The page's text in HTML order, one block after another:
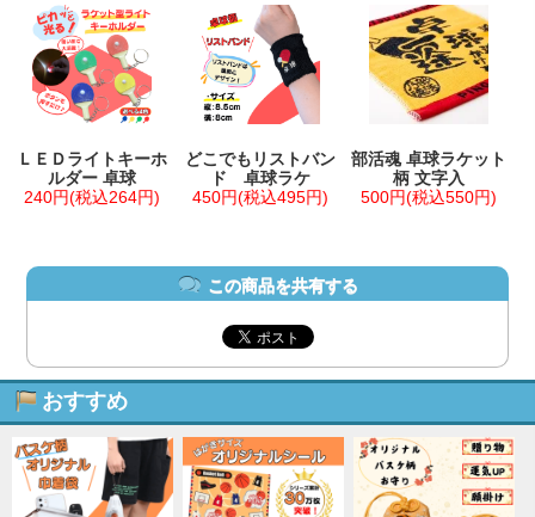
ＬＥＤライトキーホ
ルダー 卓球
240円(税込264円)
どこでもリストバン
ド 卓球ラケ
450円(税込495円)
部活魂 卓球ラケット
柄 文字入
500円(税込550円)
この商品を共有する
おすすめ